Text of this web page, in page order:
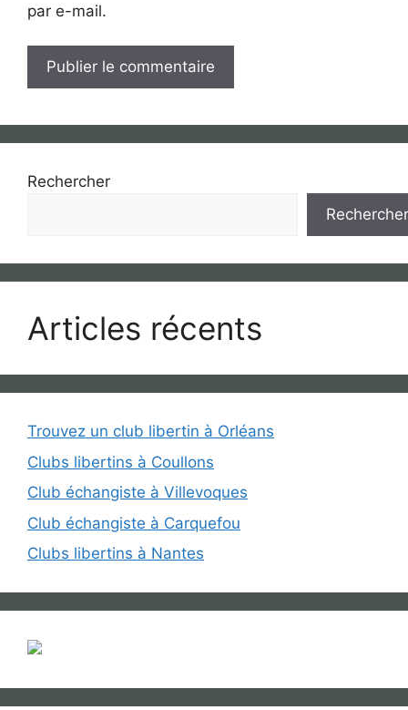
par e-mail.
Rechercher
Rechercher
Articles récents
Trouvez un club libertin à Orléans
Clubs libertins à Coullons
Club échangiste à Villevoques
Club échangiste à Carquefou
Clubs libertins à Nantes